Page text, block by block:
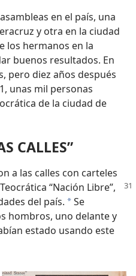
en el país, una
y otra en la ciudad
los hermanos en la
buenos resultados. En
pero diez años después
unas mil personas
de la ciudad de
CALLES”
a las calles con carteles
“Nación Libre”,
del país. aSe
hombros, uno delante y
estado usando este